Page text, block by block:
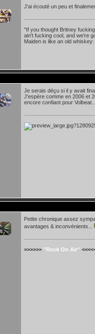
J'ai écouté un peu et
"If you thought Britney
ain't fucking cool, and we're
Maiden is like an old
Je serais déçu si il y avait
J'espère comme en 2006 et
encore confiant pour Volbeat...
Petite chronique assez
avantages & inconvénients...
>>>>>> ''Rock On Air''